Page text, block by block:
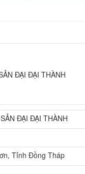
ĐẠI ĐẠI THÀNH
ĐẠI ĐẠI THÀNH
Tỉnh Đồng Tháp